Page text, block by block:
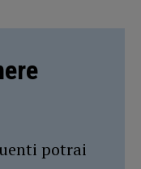
potrai